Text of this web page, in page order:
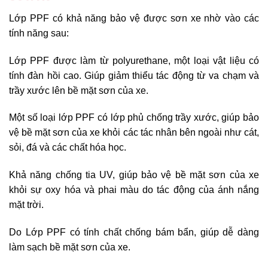
Lớp PPF có khả năng bảo vệ được sơn xe nhờ vào các
tính năng sau:
Lớp PPF được làm từ polyurethane, một loại vật liệu có
tính đàn hồi cao. Giúp giảm thiểu tác động từ va chạm và
trầy xước lên bề mặt sơn của xe.
Một số loại lớp PPF có lớp phủ chống trầy xước, giúp bảo
vệ bề mặt sơn của xe khỏi các tác nhân bên ngoài như cát,
sỏi, đá và các chất hóa học.
Khả năng chống tia UV, giúp bảo vệ bề mặt sơn của xe
khỏi sự oxy hóa và phai màu do tác động của ánh nắng
mặt trời.
Do Lớp PPF có tính chất chống bám bẩn, giúp dễ dàng
làm sạch bề mặt sơn của xe.